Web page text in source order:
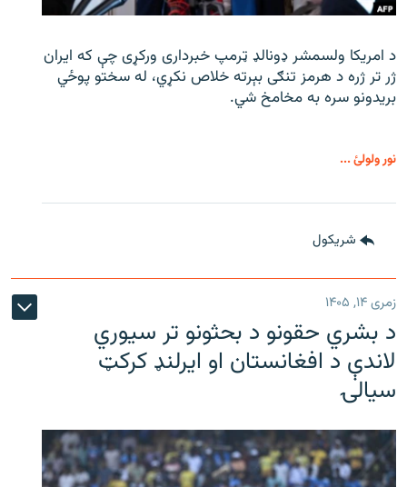
د امریکا ولسمشر ډونالډ ټرمپ خبرداری ورکړی چې که ایران
ژر تر ژره د هرمز تنګی بېرته خلاص نکړي، له سختو پوځي
بریدونو سره به مخامخ شي.
نور ولولئ ...
شريکول
زمری ۱۴, ۱۴۰۵
د بشري حقونو د بحثونو تر سیوري
لاندې د افغانستان او ایرلنډ کرکټ
سیالۍ